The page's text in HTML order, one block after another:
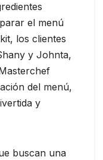
el menú
los clientes
y Johnta,
del menú,
y
buscan una